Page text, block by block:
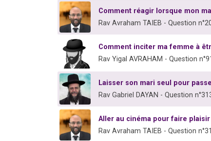
Comment réagir lorsque mon
Rav Avraham TAIEB - Question
Comment inciter ma femme à
Rav Yigal AVRAHAM - Question
Laisser son mari seul pour
Rav Gabriel DAYAN - Question
Aller au cinéma pour faire
Rav Avraham TAIEB - Question